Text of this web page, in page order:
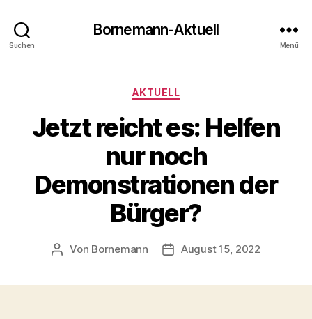
Suchen
Bornemann-Aktuell
Menü
Kategorien
AKTUELL
Jetzt reicht es: Helfen
nur noch
Demonstrationen der
Bürger?
Beitragsautor
Von Bornemann Veröffentlichungsdatum
August 15, 2022